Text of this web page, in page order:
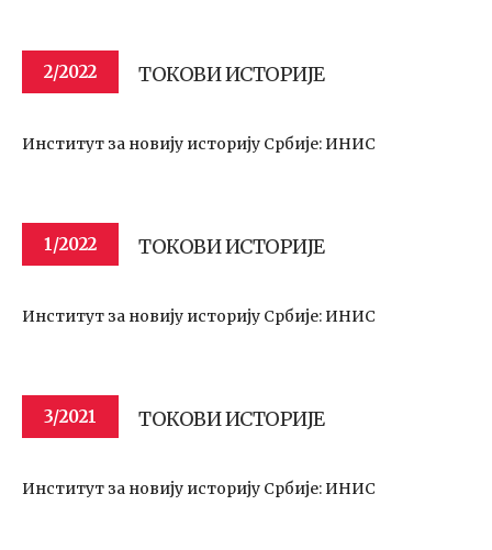
2/2022 ТОКОВИ ИСТОРИЈЕ
Институт за новију историју Србије: ИНИС
1/2022 ТОКОВИ ИСТОРИЈЕ
Институт за новију историју Србије: ИНИС
3/2021 ТОКОВИ ИСТОРИЈЕ
Институт за новију историју Србије: ИНИС